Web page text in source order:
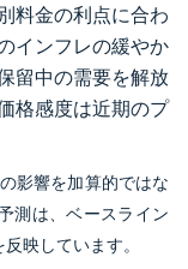
料金の利点に合わ
インフレの緩やか
留中の需要を解放
格感度は近期のプ
影響を加算的ではな
測は、ベースライン
映しています。